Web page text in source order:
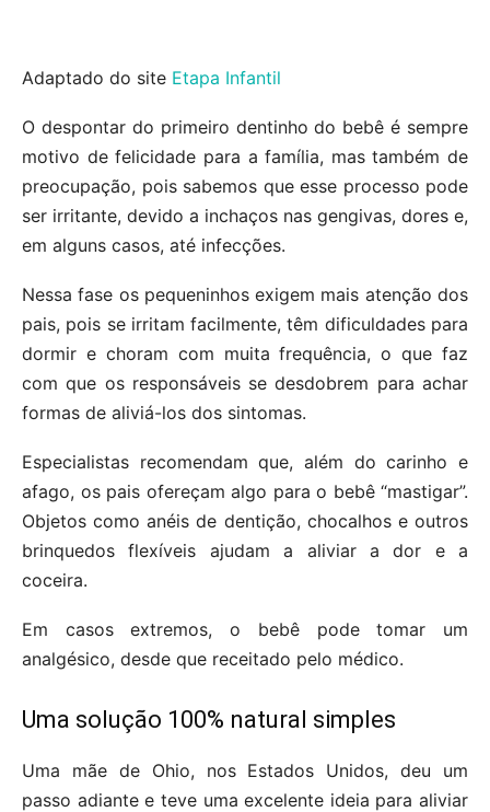
Adaptado do site Etapa Infantil
O despontar do primeiro dentinho do bebê é sempre
motivo de felicidade para a família, mas também de
preocupação, pois sabemos que esse processo pode
ser irritante, devido a inchaços nas gengivas, dores e,
em alguns casos, até infecções.
Nessa fase os pequeninhos exigem mais atenção dos
pais, pois se irritam facilmente, têm dificuldades para
dormir e choram com muita frequência, o que faz
com que os responsáveis se desdobrem para achar
formas de aliviá-los dos sintomas.
Especialistas recomendam que, além do carinho e
afago, os pais ofereçam algo para o bebê “mastigar”.
Objetos como anéis de dentição, chocalhos e outros
brinquedos flexíveis ajudam a aliviar a dor e a
coceira.
Em casos extremos, o bebê pode tomar um
analgésico, desde que receitado pelo médico.
Uma solução 100% natural simples
Uma mãe de Ohio, nos Estados Unidos, deu um
passo adiante e teve uma excelente ideia para aliviar